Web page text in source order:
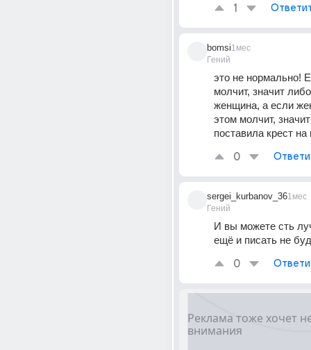
1
bomsi
Гений
1мес
это не нормально!
молчит, значит
женщина, а если
этом молчит,
поставила крест
0
sergei_kurbanov_36
Гений
1мес
И вы можете сть
ещё и писать не
0